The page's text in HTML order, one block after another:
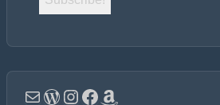
Email
WordPress
Instagram
Facebook
Amazon